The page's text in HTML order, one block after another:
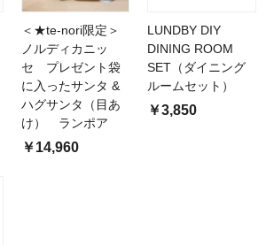
＜★te-nori限定＞
ノルディカニッ
セ プレゼント袋
に入ったサンタ &
ハグサンタ（目あ
け） ランポア
￥14,960
LUNDBY DIY
DINING ROOM
SET（ダイニング
ルームセット）
￥3,850